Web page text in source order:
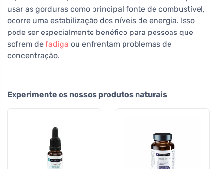
usar as gorduras como principal fonte de combustível,
ocorre uma estabilização dos níveis de energia. Isso
pode ser especialmente benéfico para pessoas que
sofrem de fadiga ou enfrentam problemas de
concentração.
Experimente os nossos produtos naturais